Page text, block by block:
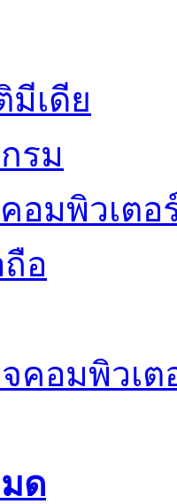
เดีย
รม
อมพิวเตอ
อ
คอมพิวเต
ด